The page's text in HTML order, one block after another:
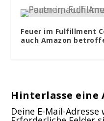
Feuer im Fulfillment
auch Amazon
Hinterlasse eine
Deine E-Mail-